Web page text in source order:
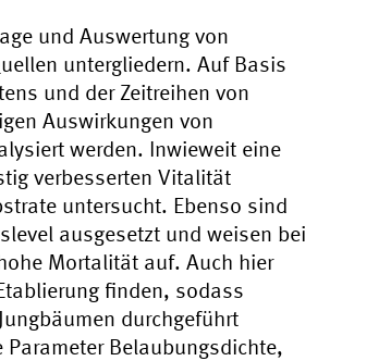
und Auswertung von
untergliedern. Auf Basis
und der Zeitreihen von
Auswirkungen von
werden. Inwieweit eine
verbesserten Vitalität
untersucht. Ebenso sind
ausgesetzt und weisen bei
Mortalität auf. Auch hier
finden, sodass
durchgeführt
Belaubungsdichte,